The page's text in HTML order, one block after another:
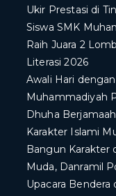
Ukir Prestasi di
Siswa SMK
Raih Juara 2
Literasi 2026
Awali Hari
Muhammadiyah
Dhuha
Karakter Islami
Bangun Karakter
Muda, Danramil
Upacara Bendera